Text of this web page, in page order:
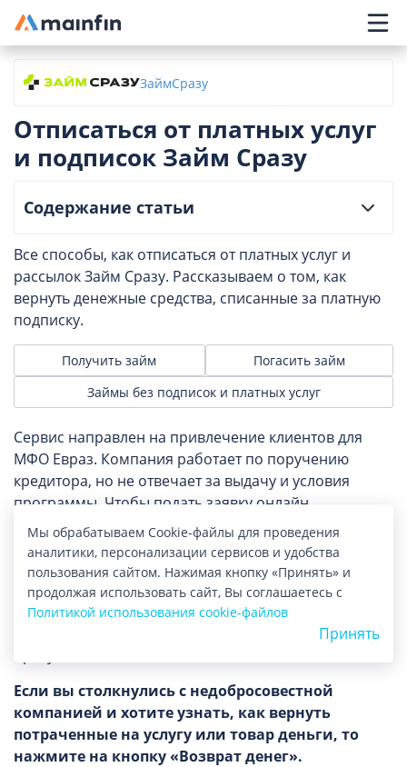
Главное меню
ЗаймСразу
Отписаться от платных услуг
и подписок Займ Сразу
Содержание статьи
Все способы, как отписаться от платных услуг и
рассылок Займ Сразу. Рассказываем о том, как
вернуть денежные средства, списанные за платную
подписку.
Получить займ
Погасить займ
Займы без подписок и платных услуг
Сервис направлен на привлечение клиентов для
МФО Евраз. Компания работает по поручению
кредитора, но не отвечает за выдачу и условия
программы. Чтобы подать заявку онлайн,
потребуется указать персональные данные и дать
разрешение на обработку сведений. На данный
момент ресурс предлагает только подключение
рекламных уведомлений. Однако в будущем
клиентам может понадобиться инструкция,
помогающая отписаться от платных услуг Займ
Если вы столкнулись с недобросовестной
компанией и хотите узнать, как вернуть
потраченные на услугу или товар деньги, то
нажмите на кнопку «Возврат денег».
Мы обрабатываем Cookie-файлы для проведения
аналитики, персонализации сервисов и удобства
пользования сайтом. Нажимая кнопку «Принять» и
продолжая использовать сайт, Вы соглашаетесь с
Политикой использования cookie-файлов
Принять